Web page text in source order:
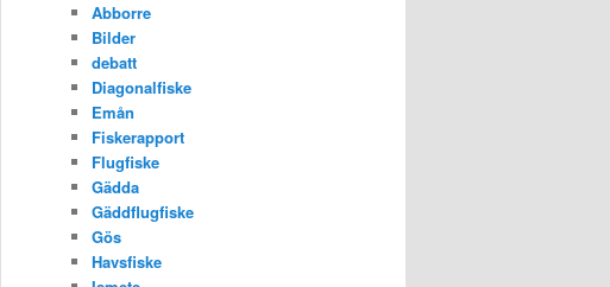
Abborre
Bilder
debatt
Diagonalfiske
Emån
Fiskerapport
Flugfiske
Gädda
Gäddflugfiske
Gös
Havsfiske